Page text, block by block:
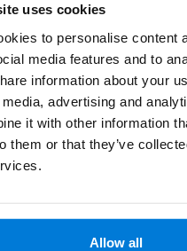
uses cookies
to personalise content
media features and to
information about your
advertising and
it with other information
them or that they’ve
Allow all
150ml